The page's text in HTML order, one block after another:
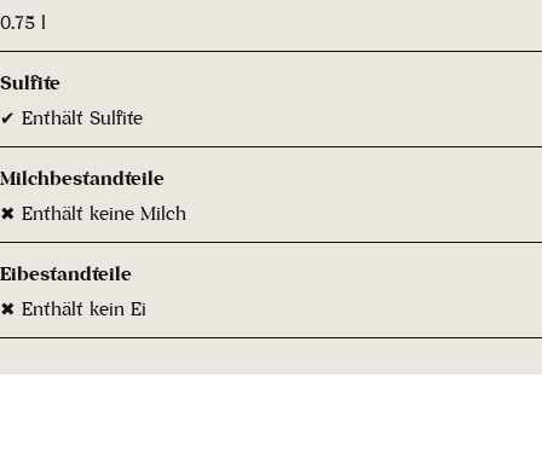
0.75 l
Sulfite
✔ Enthält Sulfite
Milchbestandteile
✖ Enthält keine Milch
Eibestandteile
✖ Enthält kein Ei